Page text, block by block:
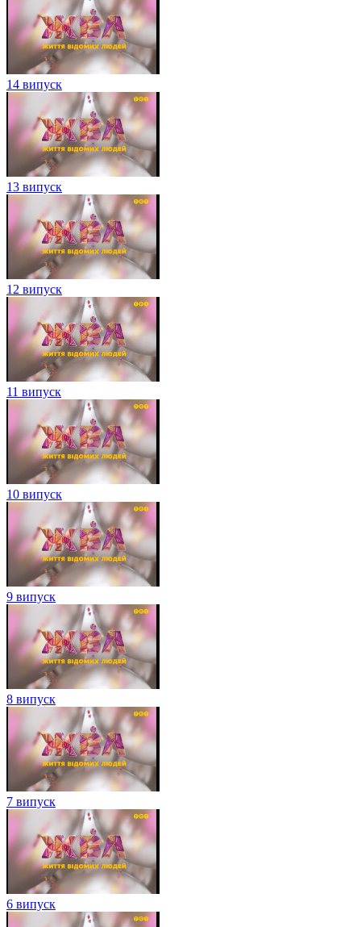
14 випуск
13 випуск
12 випуск
11 випуск
10 випуск
9 випуск
8 випуск
7 випуск
6 випуск